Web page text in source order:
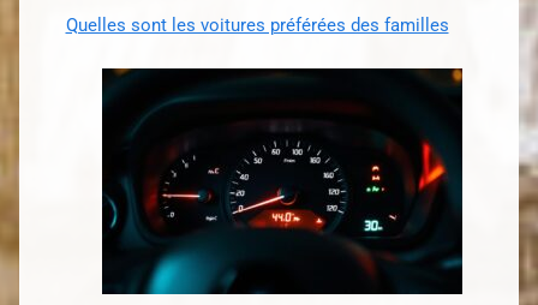
Quelles sont les voitures préférées des familles